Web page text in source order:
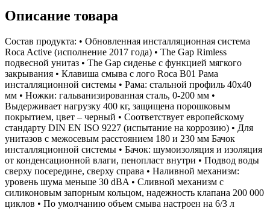
Описание товара
Состав продукта: • Обновленная инсталляционная система
Roca Active (исполнение 2017 года) • The Gap Rimless
подвесной унитаз • The Gap сиденье с функцией мягкого
закрывания • Клавиша смыва с лого Roca B01 Рама
инсталляционной системы • Рама: стальной профиль 40x40
мм • Ножки: гальванизированная сталь, 0-200 мм •
Выдерживает нагрузку 400 кг, защищена порошковым
покрытием, цвет – черный • Соответствует европейскому
стандарту DIN EN ISO 9227 (испытание на коррозию) • Для
унитазов с межосевым расстоянием 180 и 230 мм Бачок
инсталляционной системы • Бачок: шумоизоляция и изоляция
от конденсационной влаги, пенопласт внутри • Подвод воды
сверху посередине, сверху справа • Наливной механизм:
уровень шума меньше 30 dBA • Сливной механизм с
силиконовым запорным кольцом, надежность клапана 200 000
циклов • По умолчанию объем смыва настроен на 6/3 л